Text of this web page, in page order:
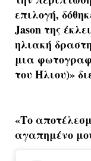
επιλογή,
Jason της
ηλιακή
μια
του Ήλιου)»
«Το
αγαπημένο